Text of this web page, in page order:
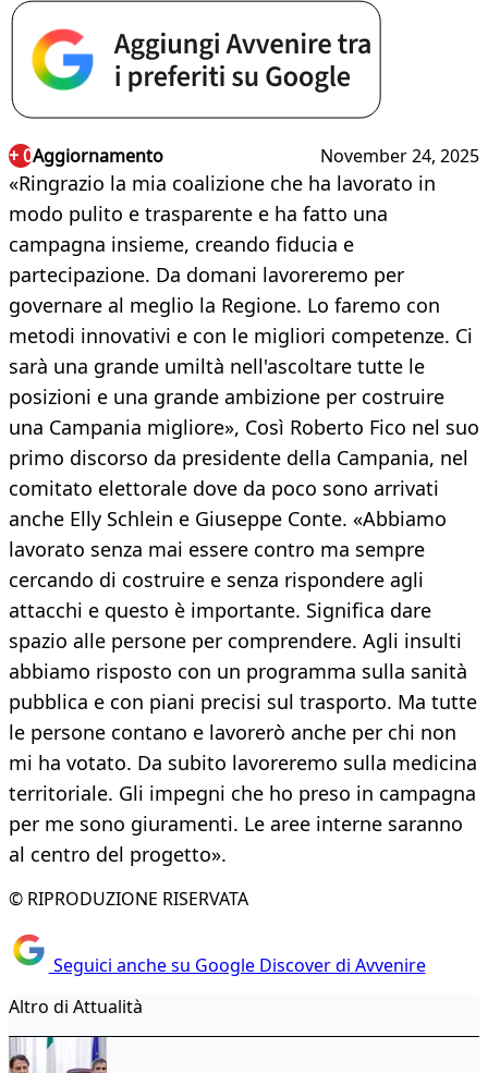
+ 0Aggiornamento November 24, 2025
«Ringrazio la mia coalizione che ha lavorato in
modo pulito e trasparente e ha fatto una
campagna insieme, creando fiducia e
partecipazione. Da domani lavoreremo per
governare al meglio la Regione. Lo faremo con
metodi innovativi e con le migliori competenze. Ci
sarà una grande umiltà nell'ascoltare tutte le
posizioni e una grande ambizione per costruire
una Campania migliore», Così Roberto Fico nel suo
primo discorso da presidente della Campania, nel
comitato elettorale dove da poco sono arrivati
anche Elly Schlein e Giuseppe Conte. «Abbiamo
lavorato senza mai essere contro ma sempre
cercando di costruire e senza rispondere agli
attacchi e questo è importante. Significa dare
spazio alle persone per comprendere. Agli insulti
abbiamo risposto con un programma sulla sanità
pubblica e con piani precisi sul trasporto. Ma tutte
le persone contano e lavorerò anche per chi non
mi ha votato. Da subito lavoreremo sulla medicina
territoriale. Gli impegni che ho preso in campagna
per me sono giuramenti. Le aree interne saranno
al centro del progetto».
© RIPRODUZIONE RISERVATA
Seguici anche su Google Discover di Avvenire
Altro di Attualità